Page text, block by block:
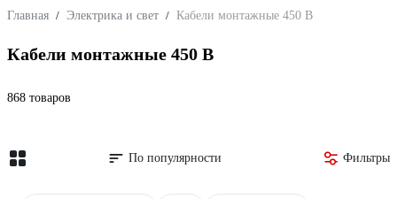
Главная / Электрика и свет / Кабели монтажные 450 В
Кабели монтажные 450 В
868 товаров
По популярности Фильтры